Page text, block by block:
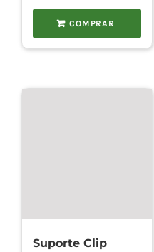
COMPRAR
Suporte Clip